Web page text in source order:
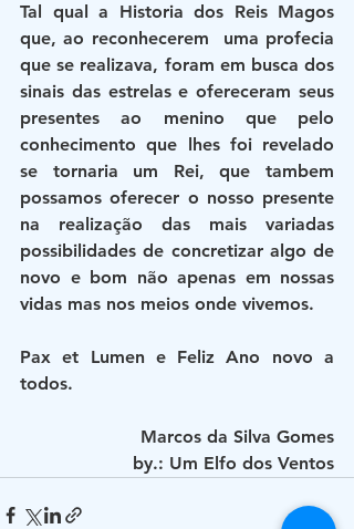
Tal qual a Historia dos Reis Magos
que, ao reconhecerem  uma profecia
que se realizava, foram em busca dos
sinais das estrelas e ofereceram seus
presentes ao menino que pelo
conhecimento que lhes foi revelado
se tornaria um Rei, que tambem
possamos oferecer o nosso presente
na realização das mais variadas
possibilidades de concretizar algo de
novo e bom não apenas em nossas
vidas mas nos meios onde vivemos.
Pax et Lumen e Feliz Ano novo a
todos.
Marcos da Silva Gomes
by.: Um Elfo dos Ventos